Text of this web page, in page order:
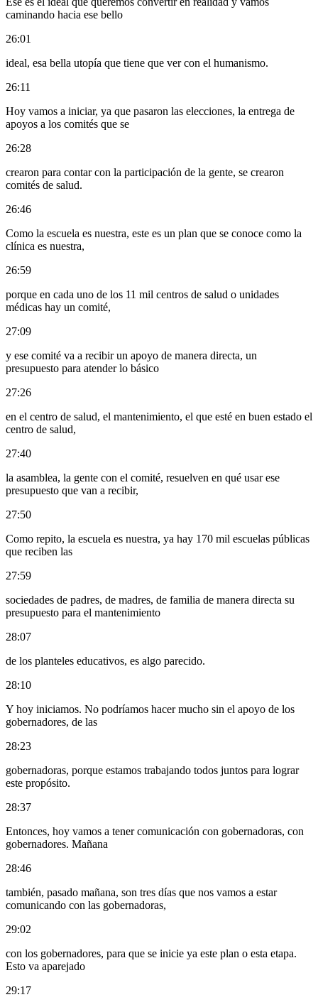
caminando hacia ese bello
26:01
ideal, esa bella utopía que tiene que ver con el humanismo.
26:11
Hoy vamos a iniciar, ya que pasaron las elecciones, la entrega de
apoyos a los comités que se
26:28
crearon para contar con la participación de la gente, se crearon
comités de salud.
26:46
Como la escuela es nuestra, este es un plan que se conoce como la
clínica es nuestra,
26:59
porque en cada uno de los 11 mil centros de salud o unidades
médicas hay un comité,
27:09
y ese comité va a recibir un apoyo de manera directa, un
presupuesto para atender lo básico
27:26
en el centro de salud, el mantenimiento, el que esté en buen estado el
centro de salud,
27:40
la asamblea, la gente con el comité, resuelven en qué usar ese
presupuesto que van a recibir,
27:50
Como repito, la escuela es nuestra, ya hay 170 mil escuelas públicas
que reciben las
27:59
sociedades de padres, de madres, de familia de manera directa su
presupuesto para el mantenimiento
28:07
de los planteles educativos, es algo parecido.
28:10
Y hoy iniciamos. No podríamos hacer mucho sin el apoyo de los
gobernadores, de las
28:23
gobernadoras, porque estamos trabajando todos juntos para lograr
este propósito.
28:37
Entonces, hoy vamos a tener comunicación con gobernadoras, con
gobernadores. Mañana
28:46
también, pasado mañana, son tres días que nos vamos a estar
comunicando con las gobernadoras,
29:02
con los gobernadores, para que se inicie ya este plan o esta etapa.
Esto va aparejado
29:17